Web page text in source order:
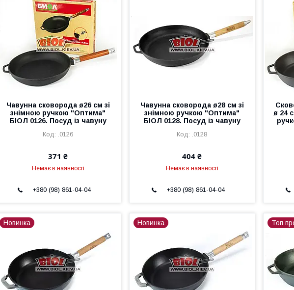
Чавунна сковорода ø26 см зі
знімною ручкою "Оптима"
БІОЛ 0126. Посуд із чавуну
.0126
371 ₴
Немає в наявності
+380 (98) 861-04-04
Чавунна сковорода ø28 см зі
знімною ручкою "Оптима"
БІОЛ 0128. Посуд із чавуну
.0128
404 ₴
Немає в наявності
+380 (98) 861-04-04
ø 24
Новинка Новинка Топ